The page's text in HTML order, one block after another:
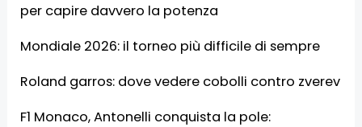
per capire davvero la potenza
Mondiale 2026: il torneo più difficile di sempre
Roland garros: dove vedere cobolli contro zverev
F1 Monaco, Antonelli conquista la pole: